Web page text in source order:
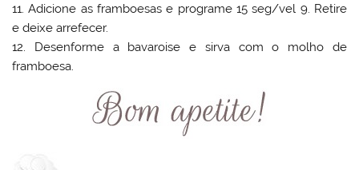
11. Adicione as framboesas e programe 15 seg/vel 9. Retire
e deixe arrefecer.
12. Desenforme a bavaroise e sirva com o molho de
framboesa.